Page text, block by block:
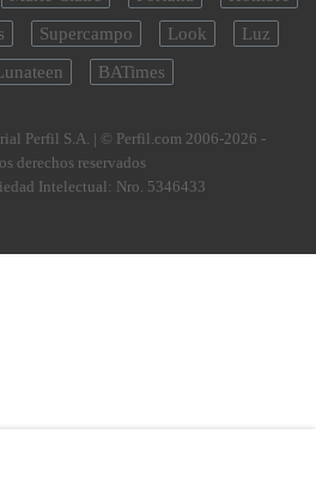
Supercampo Look
Luz
BATimes
Perfil S.A. | © Perfil.com 2006-2026 -
derechos reservados
Intelectual: Nro. 5346433